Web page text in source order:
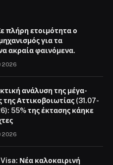
πλήρη ετοιμότητα ο
για τα
ακραία φαινόμενα.
2026
ανάλυση της μέγα-
της Αττικοβοιωτίας (31.07-
55% της έκτασης κάηκε
2026
Νέα καλοκαιρινή